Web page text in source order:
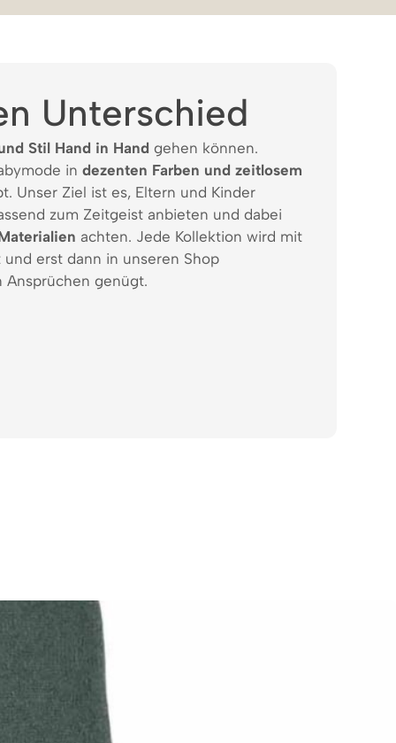
Unterschied
Stil Hand in Hand gehen können.
in dezenten Farben und zeitlosem
Unser Ziel ist es, Eltern und Kinder
zum Zeitgeist anbieten und dabei
achten. Jede Kollektion wird mit
erst dann in unseren Shop
Ansprüchen genügt.